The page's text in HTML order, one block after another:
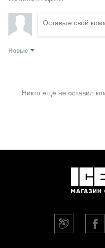
Новые
Никто ещё не оставил